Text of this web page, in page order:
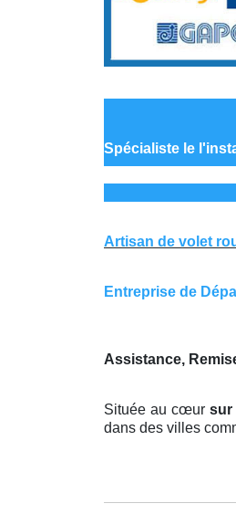
Spécialiste le
Artisan de volet
Entreprise de
Assistance,
Située au cœur sur
dans des villes